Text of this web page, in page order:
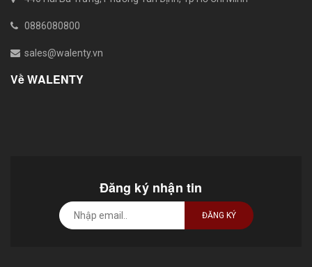
0886080800
sales@walenty.vn
Về WALENTY
Đăng ký nhận tin
ĐĂNG KÝ